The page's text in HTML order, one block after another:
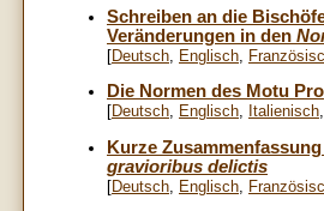
Schreiben an die
Veränderungen in den
[Deutsch Englisch
Die Normen des Motu
[Deutsch, Englisch, Italienisch,
Kurze
gravioribus delictis
[Deutsch Englisch